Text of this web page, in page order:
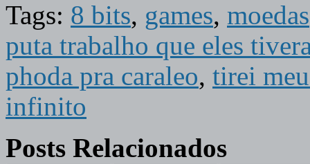
Tags: 8 bits, games, moedas
puta trabalho que eles
phoda pra caraleo, tirei
infinito
Posts Relacionados